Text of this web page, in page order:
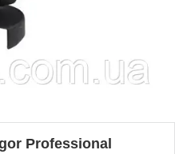
Professional